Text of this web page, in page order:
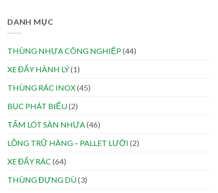
DANH MỤC
THÙNG NHỰA CÔNG NGHIỆP(44)
XE ĐẨY HÀNH LÝ(1)
THÙNG RÁC INOX(45)
BỤC PHÁT BIỂU(2)
TẤM LÓT SÀN NHỰA(46)
LỒNG TRỮ HÀNG – PALLET LƯỚI (2)
XE ĐẨY RÁC (64)
THÙNG ĐỰNG DÙ(3)